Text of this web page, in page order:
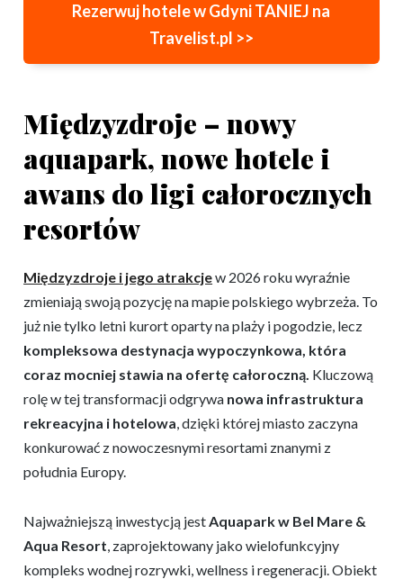
Rezerwuj hotele w Gdyni TANIEJ na
Travelist.pl >>
Międzyzdroje – nowy
aquapark, nowe hotele i
awans do ligi całorocznych
resortów
Międzyzdroje i jego atrakcjew 2026 roku wyraźnie
zmieniają swoją pozycję na mapie polskiego wybrzeża. To
już nie tylko letni kurort oparty na plaży i pogodzie, lecz
kompleksowa destynacja wypoczynkowa, która
coraz mocniej stawia na ofertę całoroczną. Kluczową
rolę w tej transformacji odgrywa nowa infrastruktura
rekreacyjna i hotelowa, dzięki której miasto zaczyna
konkurować z nowoczesnymi resortami znanymi z
południa Europy.
Najważniejszą inwestycją jestAquapark w Bel Mare &
Aqua Resort, zaprojektowany jako wielofunkcyjny
kompleks wodnej rozrywki, wellness i regeneracji. Obiekt